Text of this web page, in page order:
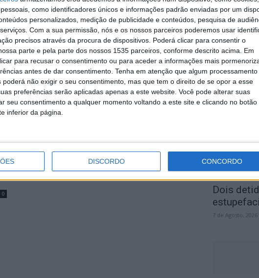
como identificadores únicos e informações padrão enviadas por um
personalizados, medição de publicidade e conteúdos, pesquisa de
Com a sua permissão, nós e os nossos parceiros poderemos usar
precisos através da procura de dispositivos. Poderá clicar para consentir o
parte e pela parte dos nossos 1535 parceiros, conforme descrito acima. Em
para recusar o consentimento ou para aceder a informações mais
antes de dar consentimento. Tenha em atenção que algum processamento
poderá não exigir o seu consentimento, mas que tem o direito de se opor a esse
preferências serão aplicadas apenas a este website. Você pode alterar suas
seu consentimento a qualquer momento voltando a este site e clicando no botão
inferior da página.
DISCORDO CONCORDO
0
CIART revisitou a narrativa da
Estrela de Belém a partir da...
Rádio Castelo Branco - 20 de Janeiro, 2026 0
0
sobre o
7 de Agosto, 2026
artes na
Dois
7 de Agosto, 2026